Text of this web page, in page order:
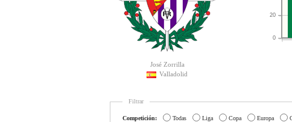
José Zorrilla
Valladolid
0
20
Filtrar
Competición: Todas Liga Copa Europa